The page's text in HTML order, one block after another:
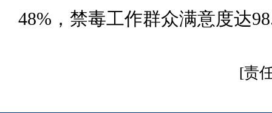
48%，禁毒工作群众满意度达
[责